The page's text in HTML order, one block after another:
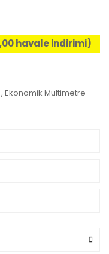
havale indirimi)
,Ekonomik Multimetre